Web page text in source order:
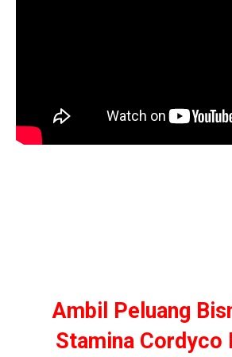
Ambil Peluang
Stamina Cordyco